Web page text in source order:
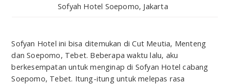
Sofyah Hotel Soepomo, Jakarta
Sofyan Hotel ini bisa ditemukan di Cut Meutia, Menteng
dan Soepomo, Tebet. Beberapa waktu lalu, aku
berkesempatan untuk menginap di Sofyan Hotel cabang
Soepomo, Tebet. Itung-itung untuk melepas rasa